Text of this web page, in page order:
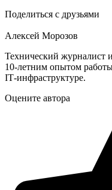
Поделиться с друзьями
Алексей Морозов
Технический журналист
10‑летним опытом
IT‑инфраструктуре.
Оцените автора